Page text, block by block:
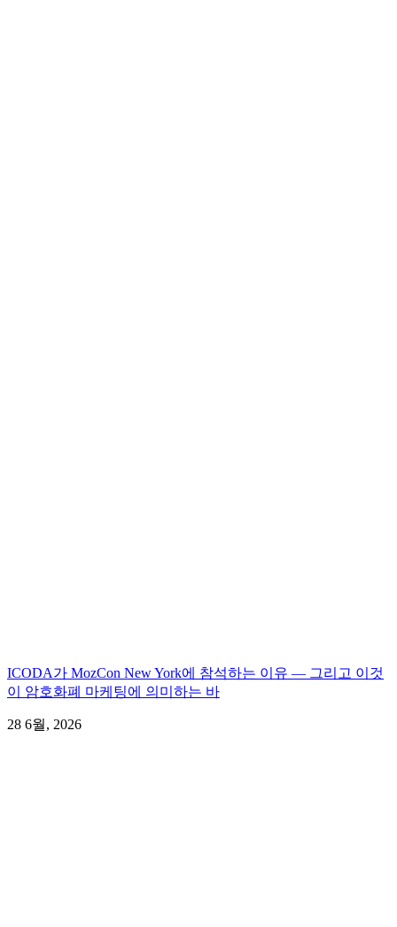
ICODA가 MozCon New York에 참석하는 이유 — 그리고 이것
이 암호화폐 마케팅에 의미하는 바
28 6월, 2026